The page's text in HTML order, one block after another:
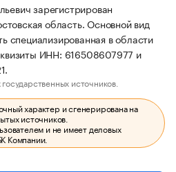
зарегистрирован
область. Основной вид
специализированная в области
ИНН: 616508607977 и
источников.
характер и сгенерирована на
источников.
и не имеет деловых
Компании.